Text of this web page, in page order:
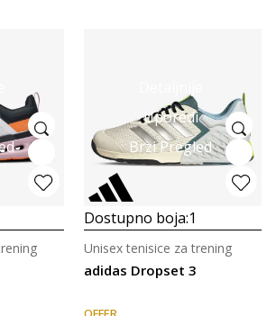
Uporedi
Brzi Pregled
Dostupno boja:1
adidas Dropset 3
Unisex tenisice za trening